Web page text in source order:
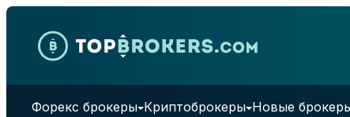
Skip to content
Форекс брокеры Криптоброкеры Новые